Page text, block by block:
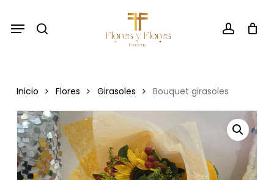
account
Menu
Inicio Flores Girasoles Bouquet girasoles